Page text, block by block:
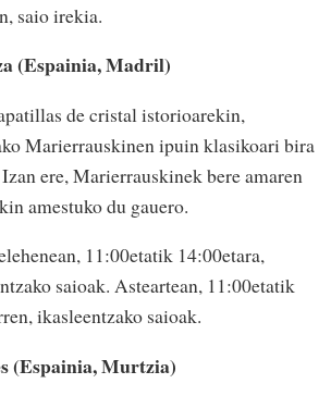
saio irekia.
(Espainia, Madril)
de cristal istorioarekin,
Marierrauskinen ipuin klasikoari bira
ere, Marierrauskinek bere amaren
amestuko du gauero.
11:00etatik 14:00etara,
saioak. Asteartean, 11:00etatik
ikasleentzako saioak.
(Espainia, Murtzia)